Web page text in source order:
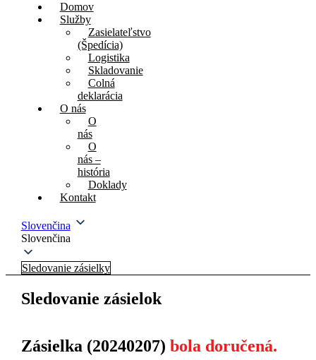
Domov
Služby
Zasielateľstvo
(Špedícia)
Logistika
Skladovanie
Colná
deklarácia
O nás
O
nás
O
nás –
história
Doklady
Kontakt
Slovenčina
Slovenčina
Sledovanie zásielky
Sledovanie zásielok
Zásielka (20240207) bola doručená.